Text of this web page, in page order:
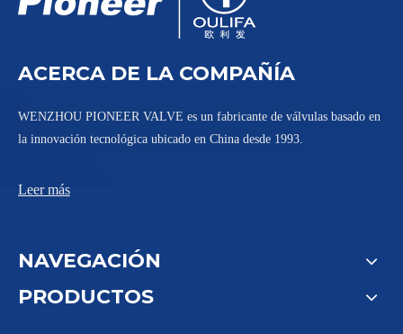
ACERCA DE LA COMPAÑÍA
WENZHOU PIONEER VALVE es un fabricante de válvulas basado en
la innovación tecnológica ubicado en China desde 1993.
Leer más
NAVEGACIÓN
PRODUCTOS